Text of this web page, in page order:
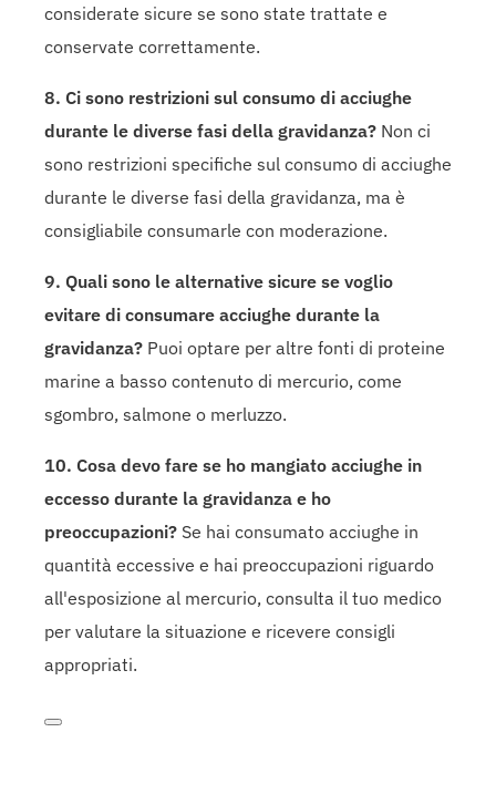
considerate sicure se sono state trattate e
conservate correttamente.
8. Ci sono restrizioni sul consumo di acciughe
durante le diverse fasi della gravidanza? Non ci
sono restrizioni specifiche sul consumo di acciughe
durante le diverse fasi della gravidanza, ma è
consigliabile consumarle con moderazione.
9. Quali sono le alternative sicure se voglio
evitare di consumare acciughe durante la
gravidanza? Puoi optare per altre fonti di proteine
marine a basso contenuto di mercurio, come
sgombro, salmone o merluzzo.
10. Cosa devo fare se ho mangiato acciughe in
eccesso durante la gravidanza e ho
preoccupazioni? Se hai consumato acciughe in
quantità eccessive e hai preoccupazioni riguardo
all'esposizione al mercurio, consulta il tuo medico
per valutare la situazione e ricevere consigli
appropriati.